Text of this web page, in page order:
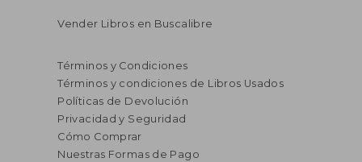
Vender Libros en Buscalibre
Términos y Condiciones
Términos y condiciones de Libros Usados
Políticas de Devolución
Privacidad y Seguridad
Cómo Comprar
Nuestras Formas de Pago